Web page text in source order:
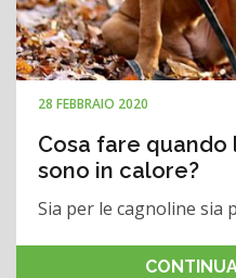
28 FEBBRAIO 2020
Cosa fare
sono in calore?
Sia per le cagnoline sia